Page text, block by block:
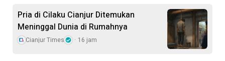
Pria di Cilaku Cianjur Ditemukan
Meninggal Dunia di Rumahnya
Cianjur Times 16 jam